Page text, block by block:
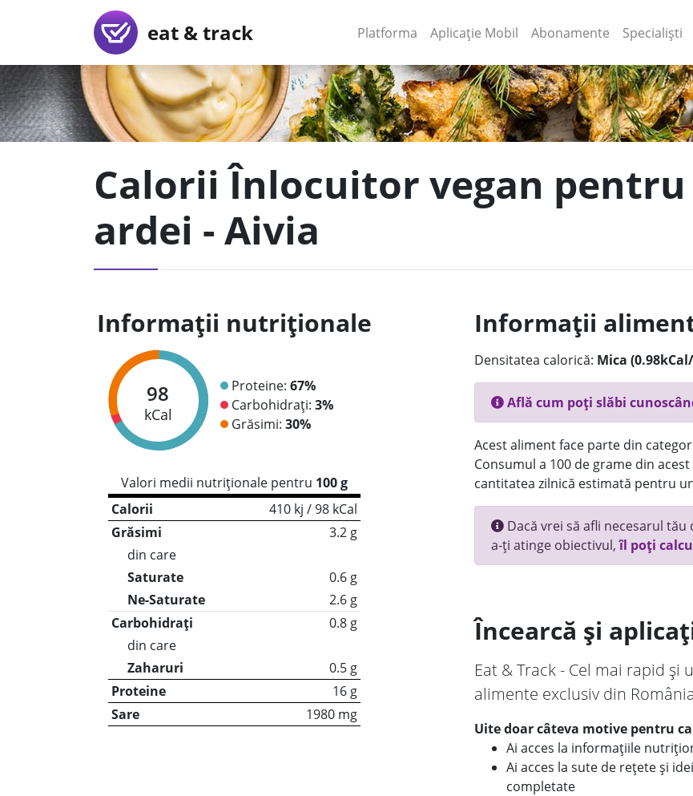
eat & track Platforma (current)
Aplicație Mobil (current)
Abonamente Specialiști
Calorii Înlocuitor vegan pentru
ardei - Aivia
Informații nutriționale
98
kCal
Proteine: 67%
Carbohidrați: 3%
Grăsimi: 30%
Valori medii nutriționale pentru 100 g
Calorii
410 kj / 98 kCal
Grăsimi
3.2 g
din care
Saturate
0.6 g
Ne-Saturate
2.6 g
Carbohidrați
0.8 g
din care
Zaharuri
0.5 g
Proteine
16 g
Sare
1980 mg
Informații
Densitatea calorică: Mica
Află cum poți slăbi
Acest aliment face parte din
Consumul a 100 de grame din
cantitatea zilnică estimată pentru
Dacă vrei să afli necesarul
a-ți atinge obiectivul,îl poți
Încearcă și
Eat & Track - Cel mai rapid
alimente exclusiv din România
Uite doar câteva motive pentru
Ai acces la informațiile
Ai acces la sute de rețete și
completate